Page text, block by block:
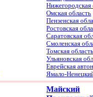
Нижегородская
Омская область
Пензенская
Ростовская
Саратовская
Смоленская
Томская
Ульяновская
Еврейская
Ямало-
Майский